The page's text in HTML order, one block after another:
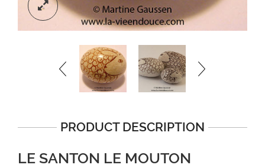
PRODUCT DESCRIPTION
LE SANTON LE MOUTON